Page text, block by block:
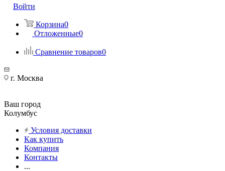
Войти
Корзина0
Отложенные0
Сравнение товаров0
г. Москва
Ваш город
Колумбус
Условия доставки
Как купить
Компания
Контакты
...